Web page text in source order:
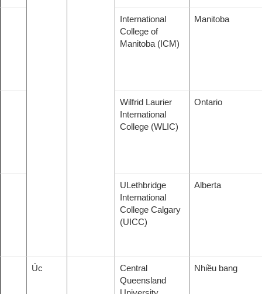
International
College of
Manitoba (ICM)
Manitoba
Wilfrid Laurier
International
College (WLIC)
Ontario
ULethbridge
International
College Calgary
(UICC)
Alberta
Úc
Central
Queensland
Nhiều bang